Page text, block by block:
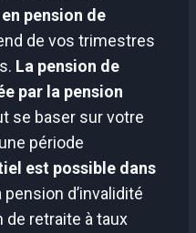
pension de
de vos trimestres
La pension de
par la pension
se baser sur votre
période
est possible dans
d’invalidité
de retraite à taux